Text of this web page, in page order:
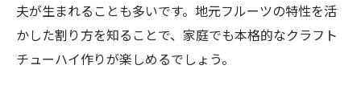
夫が生まれることも多いです。地元フルーツの特性を活
かした割り方を知ることで、家庭でも本格的なクラフト
チューハイ作りが楽しめるでしょう。